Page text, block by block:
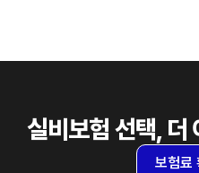
실비보험 선택, 더
보험료